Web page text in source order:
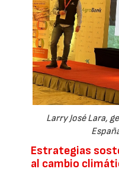
Larry José Lara,
Estrategias
al cambio